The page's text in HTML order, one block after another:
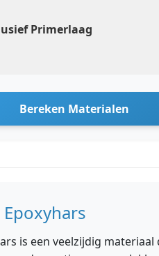
Primerlaag
Bereken Materialen
is een veelzijdig